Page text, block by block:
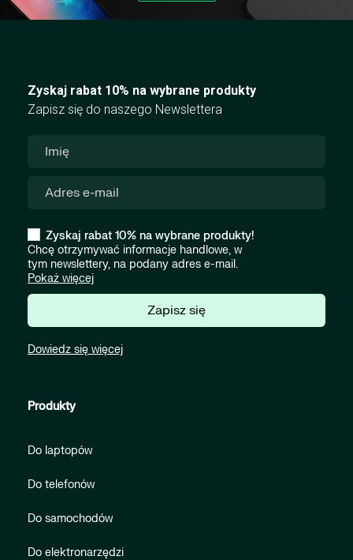
Zyskaj rabat 10% na wybrane produkty
Zapisz się do naszego Newslettera
Zyskaj rabat 10% na wybrane produkty!
Chcę otrzymywać informacje handlowe, w
tym newslettery, na podany adres e-mail.
Pokaż więcej
Zapisz się
Dowiedz się więcej
Produkty
Do laptopów
Do telefonów
Do samochodów
Do elektronarzędzi